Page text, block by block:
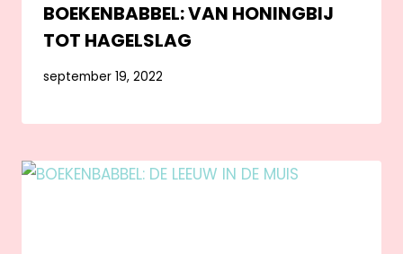
BOEKENBABBEL: VAN HONINGBIJ
TOT HAGELSLAG
september 19, 2022